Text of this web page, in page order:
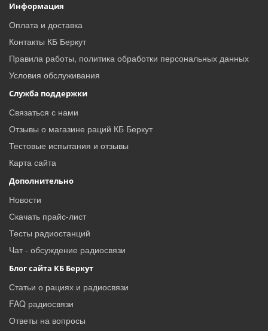
Информация
Оплата и доставка
Контакты КБ Беркут
Правила работы, политика обработки персональных данных
Условия обслуживания
Служба поддержки
Связаться с нами
Отзывы о магазине раций КБ Беркут
Тестовые испытания и отзывы
Карта сайта
Дополнительно
Новости
Скачать прайс-лист
Тесты радиостанций
Чат - обсуждение радиосвязи
Блог сайта КБ Беркут
Статьи о рациях и радиосвязи
FAQ радиосвязи
Ответы на вопросы